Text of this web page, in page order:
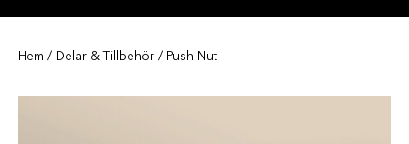
Hem / Delar & Tillbehör / Push Nut